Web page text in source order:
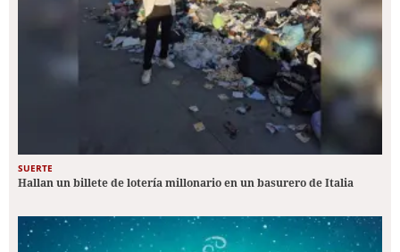
SUERTE
Hallan un billete de lotería millonario en un basurero de Italia